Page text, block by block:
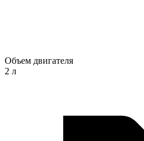
Объем двигателя
2 л